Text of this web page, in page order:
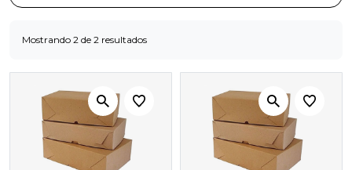
Mostrando 2 de 2 resultados